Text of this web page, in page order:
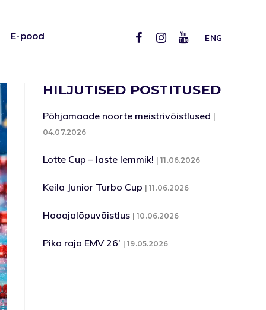
ENG
E-pood
HILJUTISED POSTITUSED
Põhjamaade noorte meistrivõistlused
04.07.2026
Lotte Cup – laste lemmik! 11.06.2026
Keila Junior Turbo Cup 11.06.2026
Hooajalõpuvõistlus 10.06.2026
Pika raja EMV 26’ 19.05.2026